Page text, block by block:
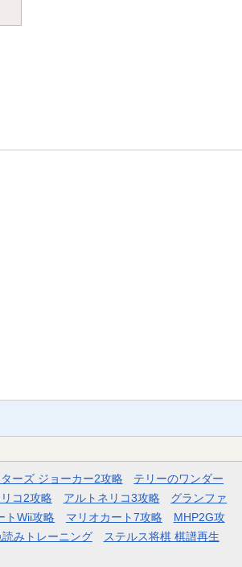
ーズ ジョーカー2攻略
テリーのワンダー
コ2攻略 アルトネリコ3攻略
グランファ
トWii攻略 マリオカート7攻略
MHP2G攻
読みトレーニング
ステルス将棋 棋譜再生